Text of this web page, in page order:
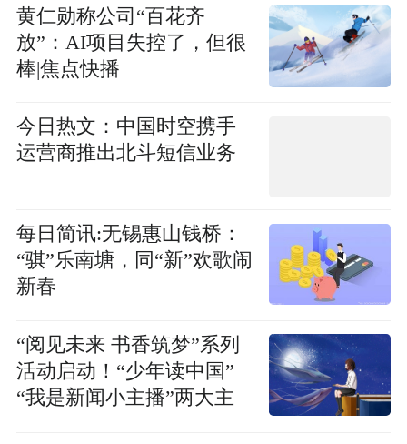
黄仁勋称公司“百花齐
放”：AI项目失控了，但很
棒|焦点快播
今日热文：中国时空携手
运营商推出北斗短信业务
每日简讯:无锡惠山钱桥：
“骐”乐南塘，同“新”欢歌闹
新春
“阅见未来 书香筑梦”系列
活动启动！“少年读中国”
“我是新闻小主播”两大主